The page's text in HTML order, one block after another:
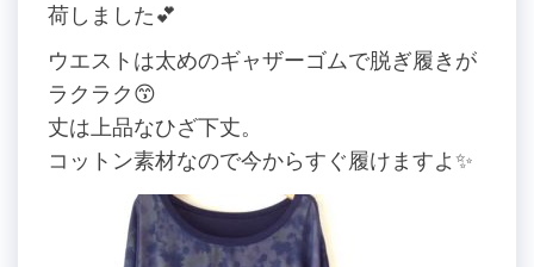
荷しました💕
ウエストは太めのギャザーゴムで脱ぎ履きが
ラクラク😙
丈は上品なひざ下丈。
コットン素材なので今からすぐ履けますよ✨